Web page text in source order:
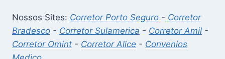
Nossos Sites: Corretor Porto Seguro - Corretor
Bradesco - Corretor Sulamerica - Corretor Amil -
Corretor Omint - Corretor Alice - Convenios